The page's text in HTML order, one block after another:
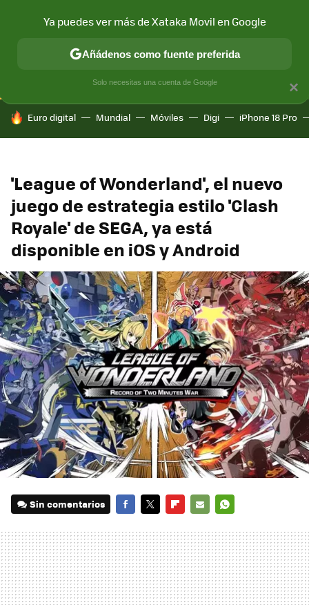
CONECTIVIDAD MÓVIL Y SOCIEDAD APLICACIONES
HOY SE HABLA DE
Euro digital Mundial Móviles Digi iPhone 18 Pro
'League of Wonderland', el nuevo
juego de estrategia estilo 'Clash
Royale' de SEGA, ya está
disponible en iOS y Android
Sin comentarios
MAIL
×
Ya puedes ver más de Xataka Movil en Google
Añádenos como fuente preferida
Solo necesitas una cuenta de Google